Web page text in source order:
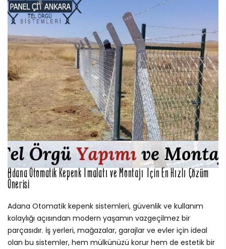
Adana Otomatik Kepenk İmalatı ve Montajı İçin En Hızlı Çözüm
Önerisi
Adana Otomatik kepenk sistemleri, güvenlik ve kullanım
kolaylığı açısından modern yaşamın vazgeçilmez bir
parçasıdır. İş yerleri, mağazalar, garajlar ve evler için ideal
olan bu sistemler, hem mülkünüzü korur hem de estetik bir